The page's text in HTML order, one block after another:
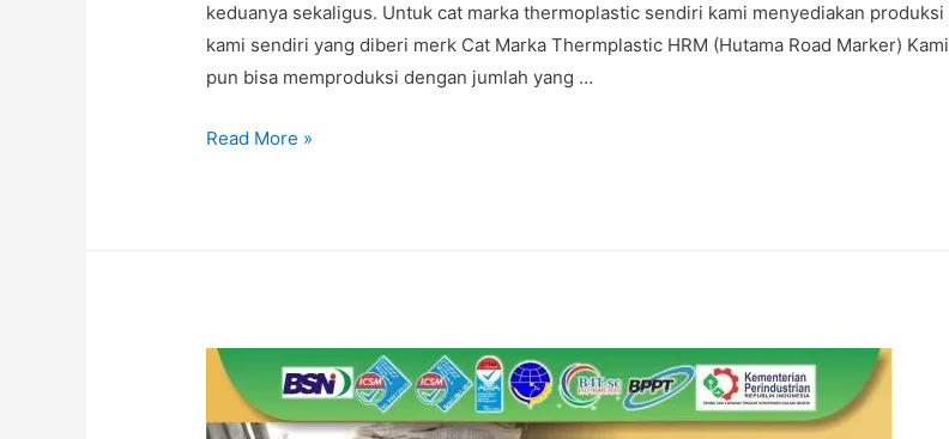
keduanya sekaligus. Untuk cat marka thermoplastic sendiri kami menyediakan produksi
kami sendiri yang diberi merk Cat Marka Thermplastic HRM (Hutama Road Marker) Kami
pun bisa memproduksi dengan jumlah yang …
JUAL
Read More »